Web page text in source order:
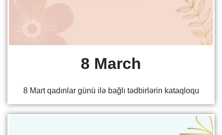
8 March
8 Mart qadınlar günü ilə bağlı tədbirlərin kataqloqu